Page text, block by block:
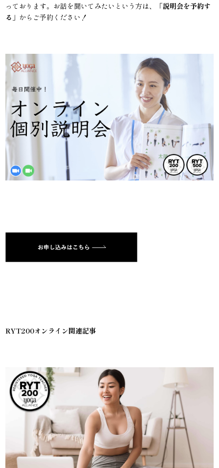
っております。お話を聞いてみたいという方は、「説明会を予約す
る 」からご予約ください！
RYT200オンライン関連記事